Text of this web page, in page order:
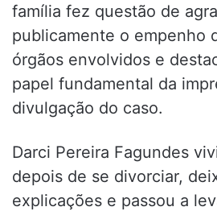
família fez questão de
publicamente o empenho
órgãos envolvidos e
papel fundamental da
divulgação do caso.
Darci Pereira Fagundes
depois de se divorciar,
explicações e passou a